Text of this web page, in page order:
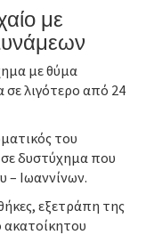
με
με θύμα
λιγότερο από 24
του
δυστύχημα που
– Ιωαννίνων.
εξετράπη της
ακατοίκητου